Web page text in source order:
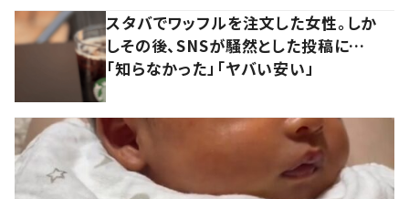
スタバでワッフルを注文した女性。しか
しその後、SNSが騒然とした投稿に…
「知らなかった」「ヤバい安い」